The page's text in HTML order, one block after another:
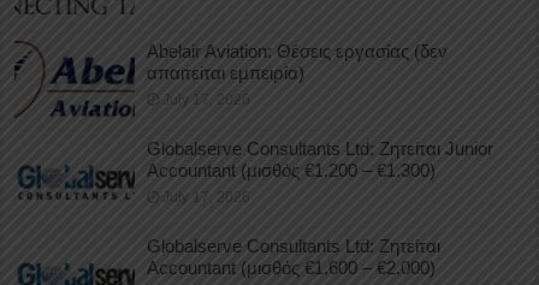
Abelair Aviation: Θέσεις εργασίας (δεν
απαιτείται εμπειρία)
July 17, 2026
Globalserve Consultants Ltd: Ζητείται Junior
Accountant (μισθός €1.200 – €1.300)
July 17, 2026
Globalserve Consultants Ltd: Ζητείται
Accountant (μισθός €1.600 – €2.000)